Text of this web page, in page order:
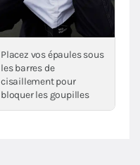
Placez vos épaules sous
les barres de
cisaillement pour
bloquer les goupilles